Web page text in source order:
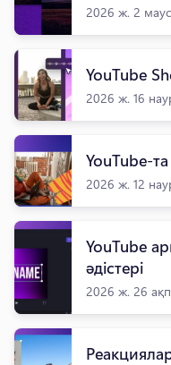
2026 ж. 2
YouTube
2026 ж. 16
YouTube-
2026 ж. 12
YouTube
әдістері
2026 ж. 26